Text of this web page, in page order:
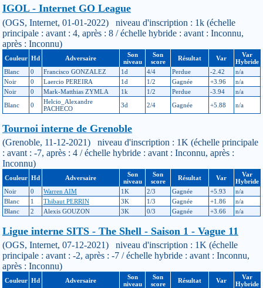
IGOL - Internet GO League
(OGS, Internet, 01-01-2022) niveau d'inscription : 1k (échelle
principale : avant : 4, après : 8 / échelle hybride : avant : Inconnu,
après : Inconnu)
Couleur Hd Adversaire
Son
niveau
Son
score
Résultat Var
Var
Hybride
Blanc
0 Francisco GONZALEZ 1d 4/4 Perdue -2.42
n/a
Noir
0 Laercio PEREIRA 1d 1/2 Gagnée +3.96
n/a
Noir
0 Mark-Matthias ZYMLA 1k 1/2 Perdue -3.94
n/a
Blanc
0
Helcio_Alexandre
PACHECO
3d 2/4 Gagnée +5.88 n/a
Tournoi interne de Grenoble
(Grenoble, 11-12-2021) niveau d'inscription : 1K (échelle principale
: avant : -7, après : 4 / échelle hybride : avant : Inconnu, après :
Inconnu)
Couleur Hd Adversaire
Son
niveau
Son
score
Résultat Var
Var
Hybride
Noir
0 Warren AIM 1K 2/3 Gagnée +5.93
n/a
Blanc
1 Thibaut PERRIN 3K 1/3 Gagnée +1.86
n/a
Blanc
2 Alexis GOUZON 3K 0/3 Gagnée +3.66 n/a
Ligue interne SITS - The Shell - Saison 1 - Vague 11
(OGS, Internet, 07-12-2021) niveau d'inscription : 1K (échelle
principale : avant : -2, après : -7 / échelle hybride : avant : Inconnu,
après : Inconnu)
Couleur Hd Adversaire
Son
niveau
Son
score
Résultat Var
Var
Hybride